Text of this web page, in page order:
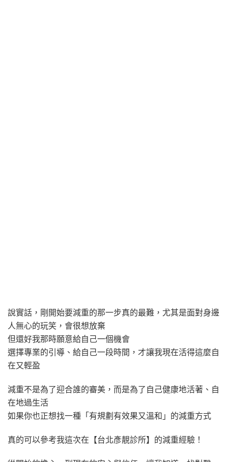
說實話，剛開始要減重的那一步真的最難，尤其是面對身邊
人無心的玩笑，會很想放棄
但還好我那時願意給自己一個機會
選擇專業的引導、給自己一段時間，才讓我現在活得這麼自
在又輕盈
減重不是為了迎合誰的審美，而是為了自己健康地活著、自
在地過生活
如果你也正想找一種「有規劃有效果又溫和」的減重方式
真的可以參考我這次在【台北彥靚診所】的減重經驗！